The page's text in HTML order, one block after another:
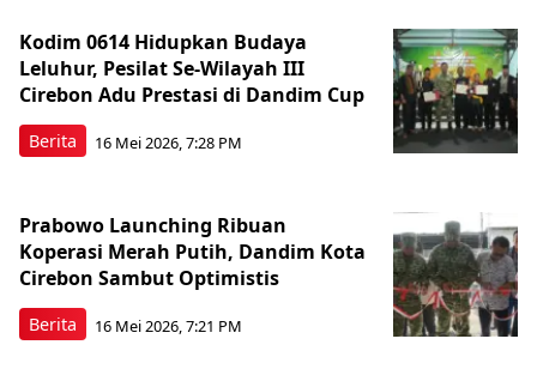
Berita
Kodim 0614 Hidupkan Budaya
Leluhur, Pesilat Se-Wilayah III
Cirebon Adu Prestasi di Dandim Cup
16 Mei 2026, 7:28 PM
Berita
Prabowo Launching Ribuan
Koperasi Merah Putih, Dandim Kota
Cirebon Sambut Optimistis
16 Mei 2026, 7:21 PM